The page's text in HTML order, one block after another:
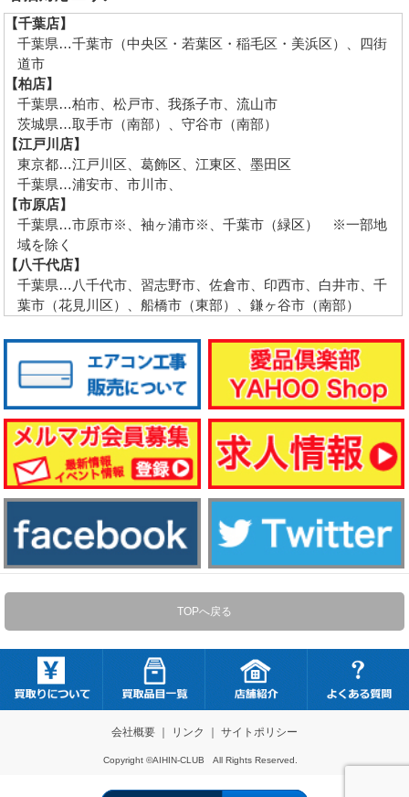
【千葉店】
千葉県…千葉市（中央区・若葉区・稲毛区・美浜区）、四街
道市
【柏店】
千葉県…柏市、松戸市、我孫子市、流山市
茨城県…取手市（南部）、守谷市（南部）
【江戸川店】
東京都…江戸川区、葛飾区、江東区、墨田区
千葉県…浦安市、市川市、
【市原店】
千葉県…市原市※、袖ヶ浦市※、千葉市（緑区） ※一部地
域を除く
【八千代店】
千葉県…八千代市、習志野市、佐倉市、印西市、白井市、千
葉市（花見川区）、船橋市（東部）、鎌ヶ谷市（南部）
TOPへ戻る
会社概要｜ リンク ｜ サイトポリシー
Copyright ©AIHIN-CLUB All Rights Reserved.